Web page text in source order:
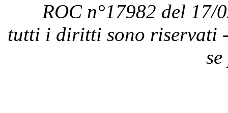
ROC n°17982 del 17/
tutti i diritti sono riservati